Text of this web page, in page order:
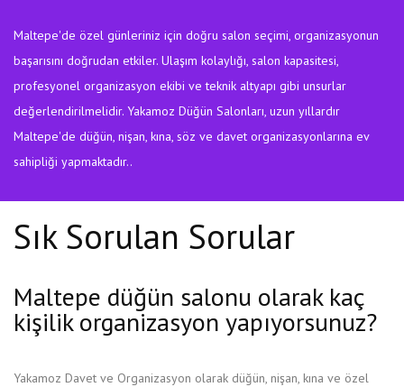
Maltepe'de özel günleriniz için doğru salon seçimi, organizasyonun
başarısını doğrudan etkiler. Ulaşım kolaylığı, salon kapasitesi,
profesyonel organizasyon ekibi ve teknik altyapı gibi unsurlar
değerlendirilmelidir. Yakamoz Düğün Salonları, uzun yıllardır
Maltepe'de düğün, nişan, kına, söz ve davet organizasyonlarına ev
sahipliği yapmaktadır..
Sık Sorulan Sorular
Maltepe düğün salonu olarak kaç
kişilik organizasyon yapıyorsunuz?
Yakamoz Davet ve Organizasyon olarak düğün, nişan, kına ve özel